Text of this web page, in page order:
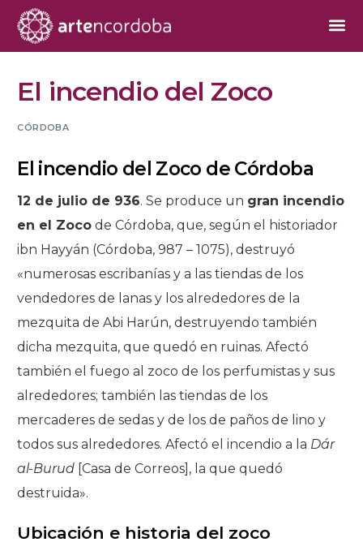
El incendio del Zoco
CÓRDOBA
El incendio del Zoco de Córdoba
12 de julio de 936. Se produce un gran incendio
en el Zoco de Córdoba, que, según el historiador
ibn Hayyán (Córdoba, 987 – 1075), destruyó
«numerosas escribanías y a las tiendas de los
vendedores de lanas y los alrededores de la
mezquita de Abi Harún, destruyendo también
dicha mezquita, que quedó en ruinas. Afectó
también el fuego al zoco de los perfumistas y sus
alrededores; también las tiendas de los
mercaderes de sedas y de los de paños de lino y
todos sus alrededores. Afectó el incendio a la Dár
al-Burud [Casa de Correos], la que quedó
destruida».
Ubicación e historia del zoco